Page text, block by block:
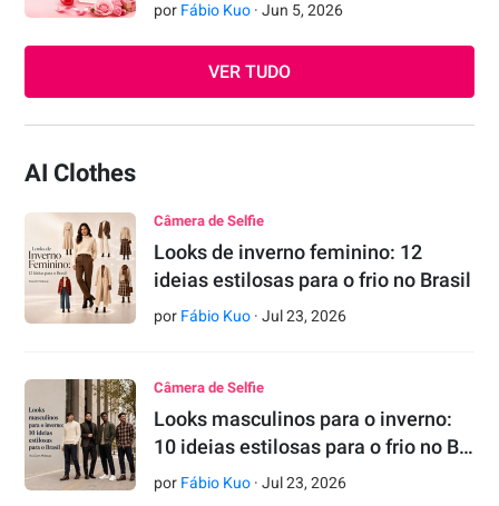
por Fábio Kuo ·Jun 5,2026
VER TUDO
AI Clothes
Câmera de Selfie
Looks de inverno feminino: 12
ideias estilosas para o frio no Brasil
por Fábio Kuo ·Jul 23,2026
Câmera de Selfie
Looks masculinos para o inverno:
10 ideias estilosas para o frio no B…
por Fábio Kuo ·Jul 23,2026